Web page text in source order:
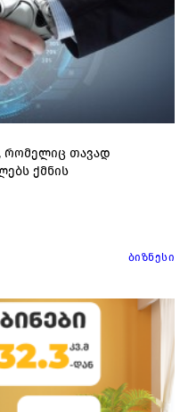
რომელიც თავად
ქმნის
ბიზნესი